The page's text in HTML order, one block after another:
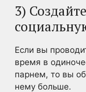
3)
Если вы
время в
парнем, то вы
нему больше.